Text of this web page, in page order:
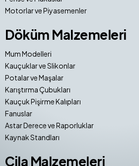
Motorlar ve Piyasemenler
Döküm Malzemeleri
Mum Modelleri
Kauçuklar ve Slikonlar
Potalar ve Maşalar
Karıştırma Çubukları
Kauçuk Pişirme Kalıpları
Fanuslar
Astar Derece ve Raporluklar
Kaynak Standları
Cila Malzemeleri